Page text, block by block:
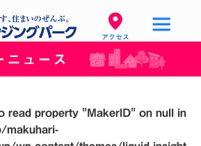
アクセス
ニュース
read property "MakerID" on null in
makuhari-